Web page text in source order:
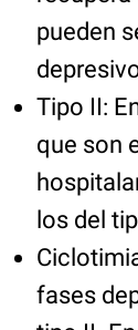
pueden
Tipo II:
que son
los del
fases